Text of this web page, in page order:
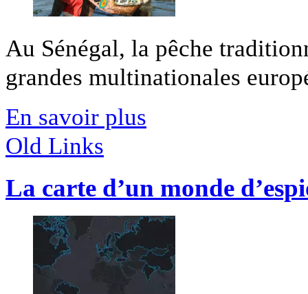
Au Sénégal, la pêche
grandes multinationales
En savoir plus
Old Links
La carte d’un monde